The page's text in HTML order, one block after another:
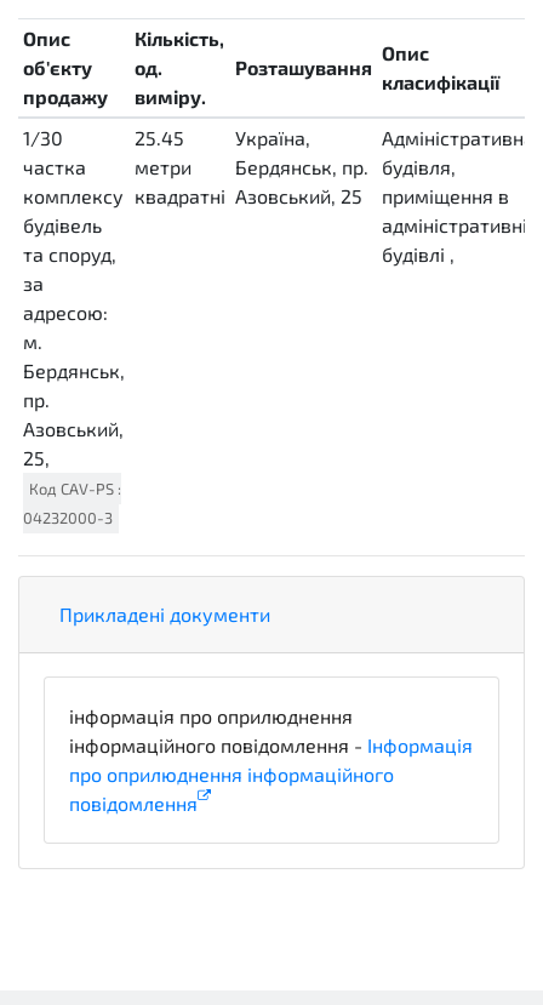
Опис
об'єкту
продажу
Кількість,
од.
виміру.
Розташування
Опис
класифікації
1/30
частка
комплексу
будівель
та споруд,
за
адресою:
м.
Бердянськ,
пр.
Азовський,
25,
Код CAV-PS :
04232000-3
25.45
метри
квадратні
Україна,
Бердянськ, пр.
Азовський, 25
Адміністративна
будівля,
приміщення в
адміністративній
будівлі ,
Прикладені документи
інформація про оприлюднення
інформаційного повідомлення - Інформація
про оприлюднення інформаційного
повідомлення